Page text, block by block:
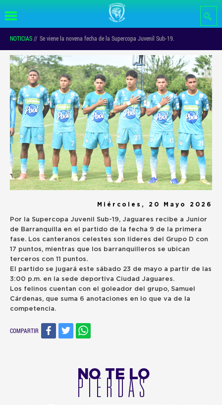
Pasar al
principal
NOTICIAS// Se viene la novena fecha de la Supercopa Juvenil Sub-19.
Miércoles, 20 Mayo 2026
Por la Supercopa Juvenil Sub-19, Jaguares recibe a Junior
de Barranquilla en el partido de la fecha 9 de la primera
fase. Los canteranos celestes son líderes del Grupo D con
17 puntos, mientras que los barranquilleros se ubican
terceros con 11 puntos.
El partido se jugará este sábado 23 de mayo a partir de las
3:00 p.m. en la sede deportiva Ciudad Jaguares.
Los felinos cuentan con el goleador del grupo, Samuel
Cárdenas, que suma 6 anotaciones en lo que va de la
competencia.
COMPARTIR
NO TE LO
PIERDAS